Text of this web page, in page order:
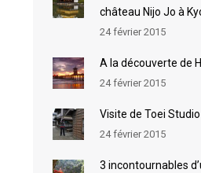
château Nijo Jo à
24 février 2015
A la découverte de
24 février 2015
Visite de Toei
24 février 2015
3 incontournables